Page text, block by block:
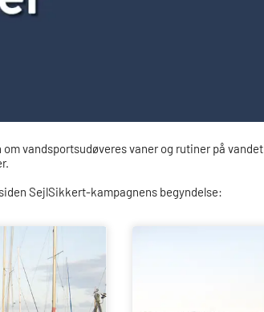
vandsportsudøveres vaner og rutiner på
SejlSikkert-kampagnens begyndelse: